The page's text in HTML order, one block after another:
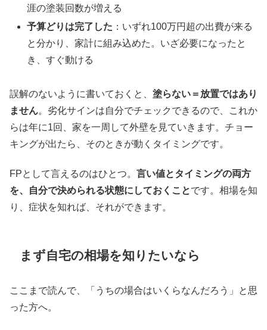
涯の塗装回数が増える
予算どりは完了した ：いずれ100万円超の出費が来る
と分かり、家計に組み込めた。いざ必要になったと
き、すぐ動ける
誤解のないように書いておくと、 塗らない＝放置ではあり
ません。劣化サインは自分でチェックできるので、これか
らは年に1回、家を一周して外壁を見ていきます。チョー
キングが出たら、そのときが動くタイミングです。
FPとして言えるのはひとつ。 言い値とタイミングの両方
を、自分で決められる状態にしておくことです。相場を知
り、症状を知れば、それができます。
まず自宅の相場を知りたいなら
ここまで読んで、「うちの場合はいくらなんだろう」と思
った方へ。